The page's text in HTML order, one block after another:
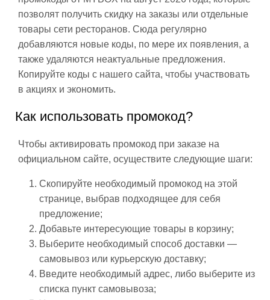
позволят получить скидку на заказы или отдельные
товары сети ресторанов. Сюда регулярно
добавляются новые коды, по мере их появления, а
также удаляются неактуальные предложения.
Копируйте коды с нашего сайта, чтобы участвовать
в акциях и экономить.
Как использовать промокод?
Чтобы активировать промокод при заказе на
официальном сайте, осуществите следующие шаги:
Скопируйте необходимый промокод на этой
странице, выбрав подходящее для себя
предложение;
Добавьте интересующие товары в корзину;
Выберите необходимый способ доставки —
самовывоз или курьерскую доставку;
Введите необходимый адрес, либо выберите из
списка пункт самовывоза;